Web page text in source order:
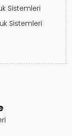
Sistemleri
Sistemleri